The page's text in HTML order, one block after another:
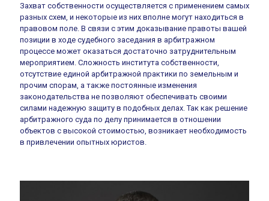
Захват собственности осуществляется с применением самых
разных схем, и некоторые из них вполне могут находиться в
правовом поле. В связи с этим доказывание правоты вашей
позиции в ходе судебного заседания в арбитражном
процессе может оказаться достаточно затруднительным
мероприятием. Сложность института собственности,
отсутствие единой арбитражной практики по земельным и
прочим спорам, а также постоянные изменения
законодательства не позволяют обеспечивать своими
силами надежную защиту в подобных делах. Так как решение
арбитражного суда по делу принимается в отношении
объектов с высокой стоимостью, возникает необходимость
в привлечении опытных юристов.